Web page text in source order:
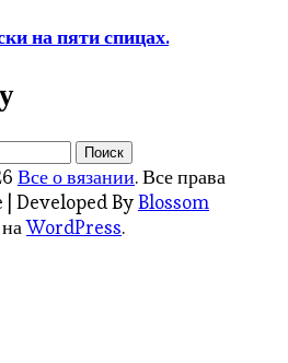
на пяти спицах.
Все о вязании. Все права
Developed ByBlossom
наWordPress.